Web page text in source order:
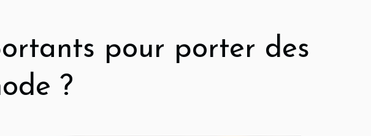
pour porter des
?